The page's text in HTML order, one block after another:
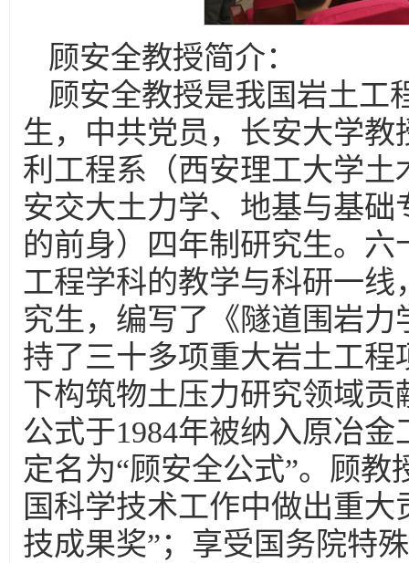
顾安全教授简介：
顾安全教授是我国岩土工
生，中共党员，长安大学教
利工程系（西安理工大学
安交大土力学、地基与基
的前身）四年制研究生。
工程学科的教学与科研一
究生，编写了《隧道围岩
持了三十多项重大岩土工
下构筑物土压力研究领域
公式于1984年被纳入原冶
定名为“顾安全公式”。顾教
国科学技术工作中做出重
技成果奖”；享受国务院特